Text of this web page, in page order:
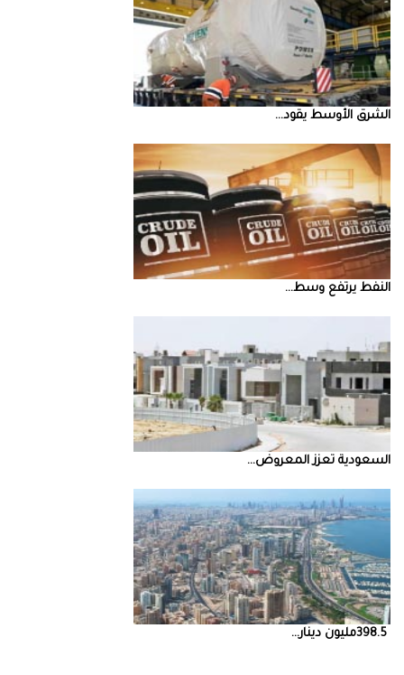
الشرق‭ ‬الأوسط‭ ‬يقود‭ ...
النفط‭ ‬يرتفع‭ ‬وسط‭ ...
السعودية‭ ‬تعزز‭ ‬المعروض‭ ...
398.5‭ ‬مليون‭ ‬دينار‭ ...